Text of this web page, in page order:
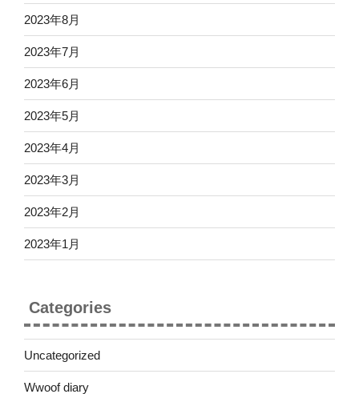
2023年8月
2023年7月
2023年6月
2023年5月
2023年4月
2023年3月
2023年2月
2023年1月
Categories
Uncategorized
Wwoof diary